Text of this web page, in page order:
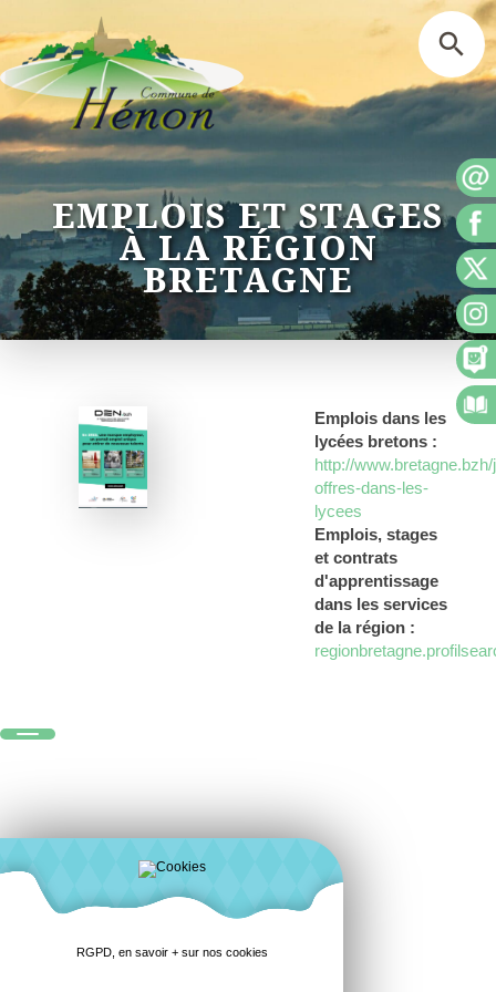
EMPLOIS ET STAGES
À LA RÉGION
BRETAGNE
Emplois dans les
lycées bretons :
http://
offres-dans-les-
lycees
Emplois, stages
et contrats
d'apprentissage
dans les services
de la région :
RGPD, en savoir + sur nos cookies